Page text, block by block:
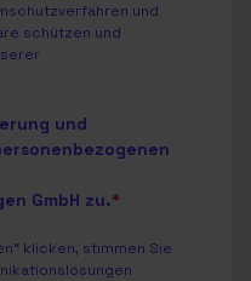
und
schützen und
und
GmbH zu.*
klicken, stimmen Sie